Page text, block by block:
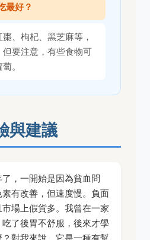
最好？
、枸杞、黑芝麻等，
要注意，有些食物可
。
與建議
，一開始是因為貧血問
有改善，但速度慢。負面
場上假貨多。我曾在一家
了後胃不舒服，後來才學
對我來說，它是一種有幫